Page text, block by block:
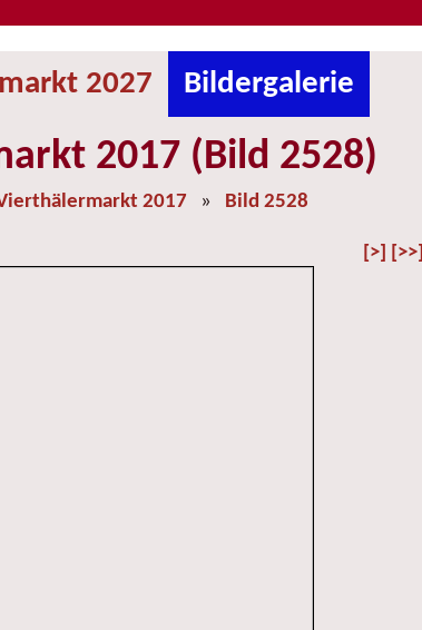
2027 Bildergalerie
2017 (Bild 2528)
2017 » Bild 2528
[>] [>>]